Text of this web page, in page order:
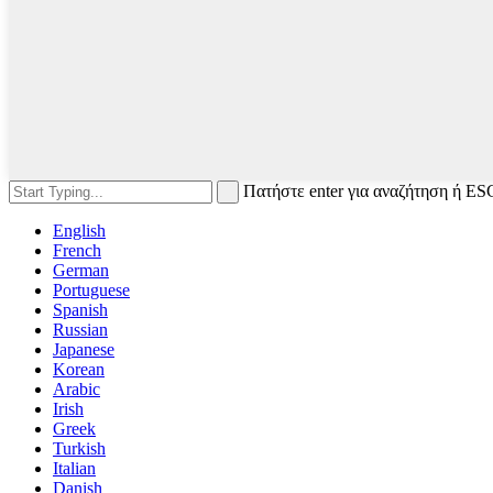
Πατήστε enter για αναζήτηση ή
English
French
German
Portuguese
Spanish
Russian
Japanese
Korean
Arabic
Irish
Greek
Turkish
Italian
Danish